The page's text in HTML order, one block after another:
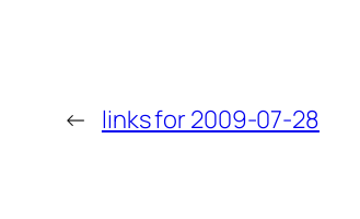
← links for 2009-07-28